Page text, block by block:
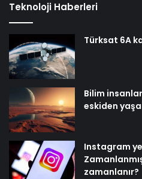
Teknoloji Haberleri
Türksat 6A
Bilim
eskiden
Instagram
zamanlanır?